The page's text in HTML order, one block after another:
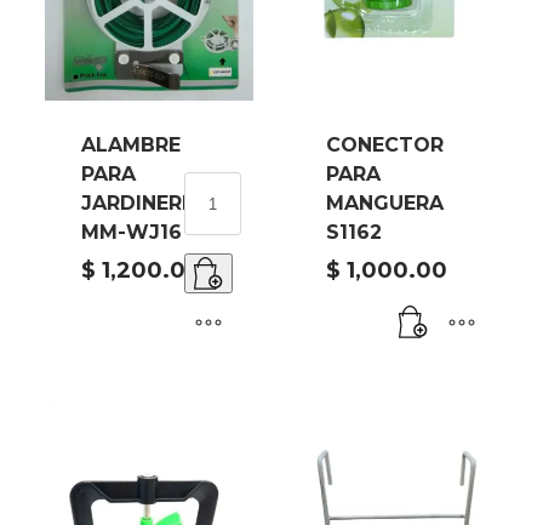
ALAMBRE
PARA
JARDINERIA
MM-WJ16
$ 1,200.00
PARA
JARDINERIA
MM-
WJ16
cantidad
CONECTOR
PARA
MANGUERA
S1162
$ 1,000.00